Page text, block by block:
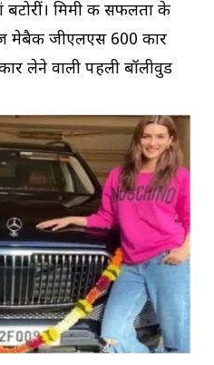
बटोरीं। मिमी की सफलता के
मेबैक जीएलएस 600 कार
लेने वाली पहली बॉलीवुड